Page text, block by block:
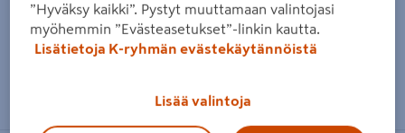
”Hyväksy kaikki”. Pystyt muuttamaan valintojasi
myöhemmin ”Evästeasetukset”-linkin kautta.
Lisätietoja K-ryhmän evästekäytännöistä
Lisää valintoja